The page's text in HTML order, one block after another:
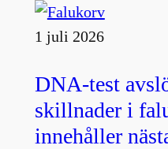
1 juli 2026
DNA-test
skillnader i
innehåller